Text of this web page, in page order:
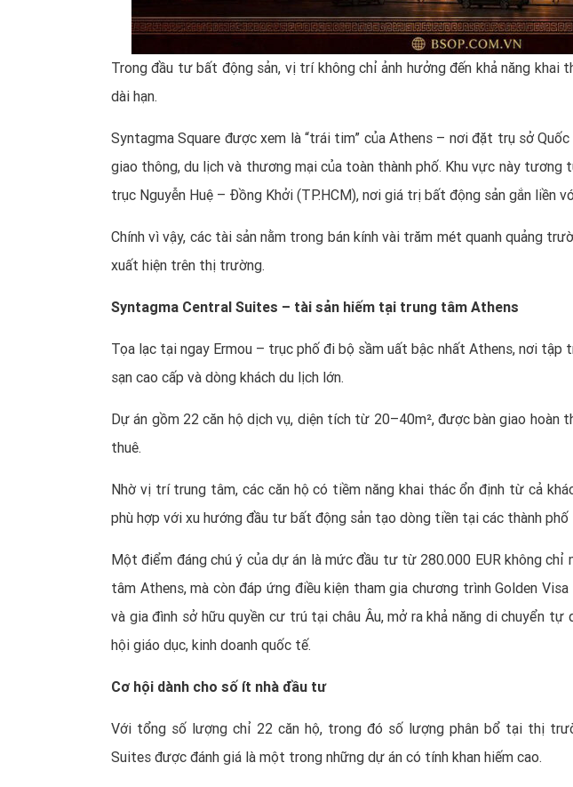
Trong đầu tư bất động sản, vị trí không chỉ ảnh hưởng đến khả năng
dài hạn.
Syntagma Square được xem là “trái tim” của Athens – nơi đặt trụ sở
giao thông, du lịch và thương mại của toàn thành phố. Khu vực này tương
trục Nguyễn Huệ – Đồng Khởi (TP.HCM), nơi giá trị bất động sản gắn liền
Chính vì vậy, các tài sản nằm trong bán kính vài trăm mét quanh quảng
xuất hiện trên thị trường.
Syntagma Central Suites – tài sản hiếm tại trung tâm Athens
Tọa lạc tại ngay Ermou – trục phố đi bộ sầm uất bậc nhất Athens, nơi tập
sạn cao cấp và dòng khách du lịch lớn.
Dự án gồm 22 căn hộ dịch vụ, diện tích từ 20–40m², được bàn giao hoàn
thuê.
Nhờ vị trí trung tâm, các căn hộ có tiềm năng khai thác ổn định từ cả
phù hợp với xu hướng đầu tư bất động sản tạo dòng tiền tại các thành
Một điểm đáng chú ý của dự án là mức đầu tư từ 280.000 EUR không
tâm Athens, mà còn đáp ứng điều kiện tham gia chương trình Golden
và gia đình sở hữu quyền cư trú tại châu Âu, mở ra khả năng di chuyển
hội giáo dục, kinh doanh quốc tế.
Cơ hội dành cho số ít nhà đầu tư
Với tổng số lượng chỉ 22 căn hộ, trong đó số lượng phân bổ tại thị
Suites được đánh giá là một trong những dự án có tính khan hiếm cao.